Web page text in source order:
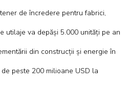
de încredere pentru fabrici,
utilaje va depăși 5.000 unități pe an
din construcții și energie în
peste 200 milioane USD la